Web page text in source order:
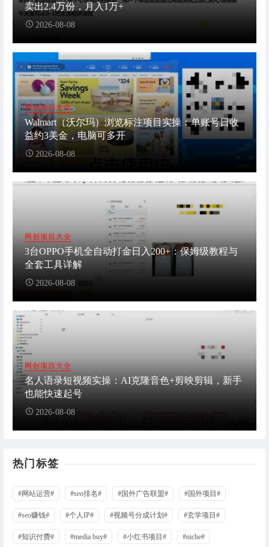
卖出2.4万份，月入1万+
2026-08-08
网创项目大全
Walmart（沃尔玛）浏览标注项目实操：单账号日收
益约3美金，电脑可多开
2026-08-08
网创项目大全
3台OPPO手机全自动打金日入200+：保姆级教程与
全套工具详解
2026-08-08
网创项目大全
名人语录短视频实操：AI克隆音色+剪映剪辑，新手
也能快速起号
2026-08-08
热门标签
#网站运营# #seo排名# #国外广告联盟# #国外项目#
#seo赚钱# #个人IP# #视频号分成计划# #玄学项目#
#知识付费# #media buy# #小红书项目# #niche#